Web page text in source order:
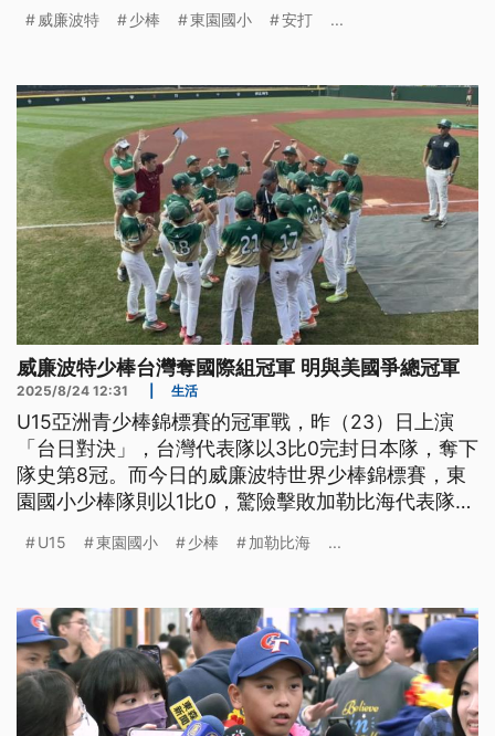
威廉波特 少棒 東園國小 安打 ...
威廉波特少棒台灣奪國際組冠軍 明與美國爭總冠軍
2025/8/24 12:31 生活
U15亞洲青少棒錦標賽的冠軍戰，昨（23）日上演
「台日對決」，台灣代表隊以3比0完封日本隊，奪下
隊史第8冠。而今日的威廉波特世界少棒錦標賽，東
園國小少棒隊則以1比0，驚險擊敗加勒比海代表隊，
U15 東園國小 少棒 加勒比海 ...